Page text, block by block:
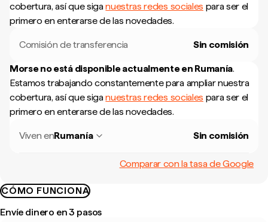
cobertura, así que siganuestras redes sociales para ser el
primero en enterarse de las novedades.
Comisión de transferencia Sin comisión
Morse no está disponible actualmente en Rumanía.
Estamos trabajando constantemente para ampliar nuestra
cobertura, así que siganuestras redes sociales para ser el
primero en enterarse de las novedades.
Viven enRumanía Sin comisión
Comparar con la tasa de Google
CÓMO FUNCIONA
Envíe dinero en 3 pasos